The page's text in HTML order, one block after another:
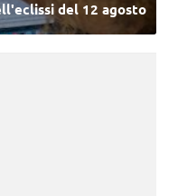
del 12 agosto